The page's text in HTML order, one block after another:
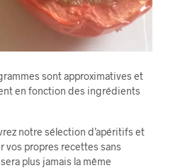
sont approximatives et
en fonction des ingrédients
notre sélection d’apéritifs et
vos propres recettes sans
plus jamais la même